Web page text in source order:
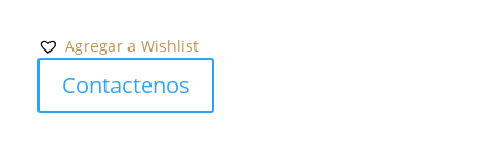
Agregar a Wishlist
Contactenos